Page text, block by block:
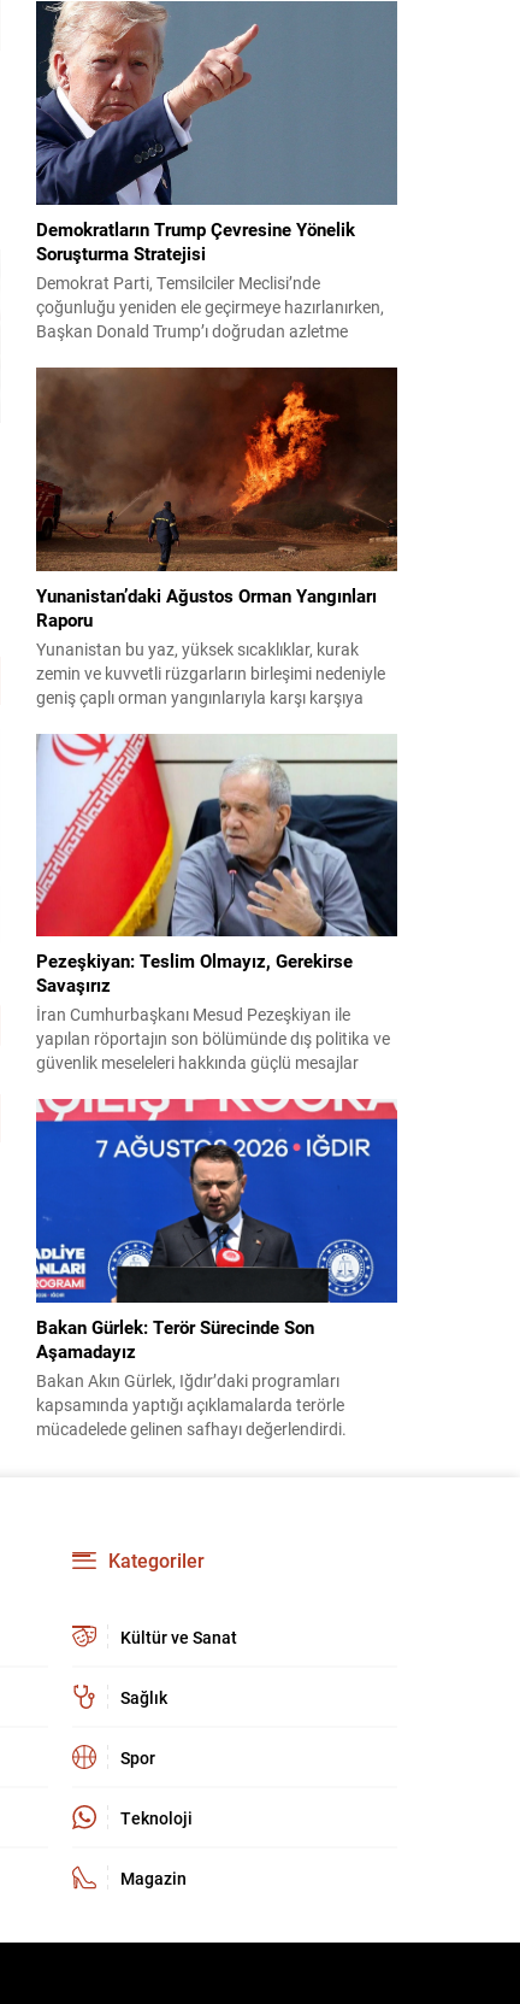
sakinleriyle sohbet ettiği esnada bir yaşlı kadının
çocuklarının işsizliğine dair yakınmasını dinledi.
Kadının dertlerini Kürtçe olarak doğrudan Bakan
Şimşek’e aktarması, orada bulunanların ilgisini
çekti. Şimşek ise samimi bir...
Demokratların Trump Çevresine Yönelik
Soruşturma Stratejisi
Demokrat Parti, Temsilciler Meclisi’nde
çoğunluğu yeniden ele geçirmeye hazırlanırken,
Başkan Donald Trump’ı doğrudan azletme
hedef alan kapsamlı soruşturmalar yürütmeyi
planlıyor. Parti yöneticileri ve komisyon
danışmanları, şirketler, yükleniciler ve finans
kuruluşları üzerinden belge ve tanıklık toplama
yöntemlerini değerlendiriyor. Demokratlar, Beyaz
Saray’la doğrudan çatışmaya...
Yunanistan’daki Ağustos Orman Yangınları
Raporu
Yunanistan bu yaz, yüksek sıcaklıklar, kurak
zemin ve kuvvetli rüzgarların birleşimi nedeniyle
geniş çaplı orman yangınlarıyla karşı karşıya
yerleşim birimleri tahliye edildi ve geniş orman
alanları yok oldu. 31 Temmuz’da Attiki’nin batısı
ile Voiotia’da başlayan yangınlar yoğun
müdahale sonucu birkaç gün süren çabalarla...
Pezeşkiyan: Teslim Olmayız, Gerekirse
Savaşırız
İran Cumhurbaşkanı Mesud Pezeşkiyan ile
yapılan röportajın son bölümünde dış politika ve
güvenlik meseleleri hakkında güçlü mesajlar
hem de savunmaya hazır olduklarını vurguladı ve
uygulamaya konulamayan 14 Haziran
mutabakat zaptına ilişkin görüşlerini paylaştı.
“Mutabakat zaptını savunacağız; geri adım
atmayız” Pezeşkiyan, varılan anlaşmanın
savunulacağını belirterek,...
Bakan Gürlek: Terör Sürecinde Son
Aşamadayız
Bakan Akın Gürlek, Iğdır’daki programları
kapsamında yaptığı açıklamalarda terörle
mücadelede gelinen safhayı değerlendirdi.
insanımızın 40 yılı aşkın süredir kanayan yarası
olan bu tehlikeden, devletimizin kalkınması ve
Kategoriler
Kültür ve Sanat
Sağlık
Spor
Teknoloji
Magazin